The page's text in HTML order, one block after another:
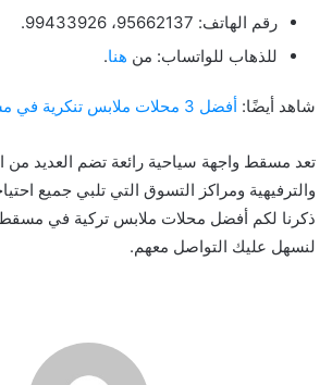
رقم الهاتف: 95662137، 99433926.
للذهاب للواتساب: من هنا.
شاهد أيضًا: أفضل 3 محلات ملابس تنكرية في مسقط
تعد مسقط واجهة سياحية رائعة تضم العديد من
والترفيهية ومراكز التسوق التي تلبي جميع
ذكرنا لكم أفضل محلات ملابس تركية في
لنسهل عليك التواصل معهم.